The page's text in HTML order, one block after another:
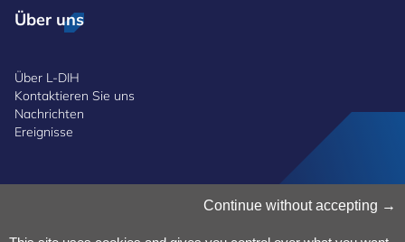
Über uns
Über L-DIH
Kontaktieren Sie uns
Nachrichten
Ereignisse
Cookies verwalten
Continue without accepting